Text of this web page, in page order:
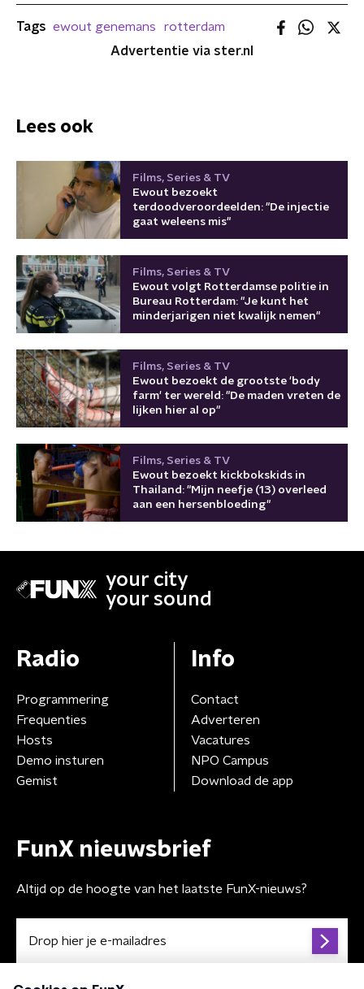
Tags ewout genemans
rotterdam
Advertentie via ster.nl
Lees ook
Films, Series & TV
Ewout bezoekt
terdoodveroordeelden: "De injectie
gaat weleens mis"
Films, Series & TV
Ewout volgt Rotterdamse politie in
Bureau Rotterdam: "Je kunt het
minderjarigen niet kwalijk nemen"
Films, Series & TV
Ewout bezoekt de grootste 'body
farm' ter wereld: "De maden vreten de
lijken hier al op"
Films, Series & TV
Ewout bezoekt kickbokskids in
Thailand: "Mijn neefje (13) overleed
aan een hersenbloeding"
your city
your sound
Radio
Programmering
Frequenties
Hosts
Demo insturen
Gemist
Info
Contact
Adverteren
Vacatures
NPO Campus
Download de app
FunX nieuwsbrief
Altijd op de hoogte van het laatste FunX-nieuws?